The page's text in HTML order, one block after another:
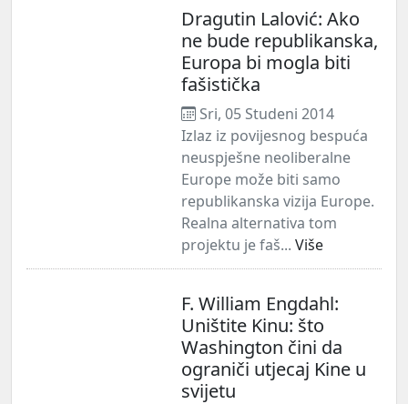
Dragutin Lalović: Ako
ne bude republikanska,
Europa bi mogla biti
fašistička
Sri, 05 Studeni 2014
Izlaz iz povijesnog bespuća
neuspješne neoliberalne
Europe može biti samo
republikanska vizija Europe.
Realna alternativa tom
projektu je faš... Više
F. William Engdahl:
Uništite Kinu: što
Washington čini da
ograniči utjecaj Kine u
svijetu